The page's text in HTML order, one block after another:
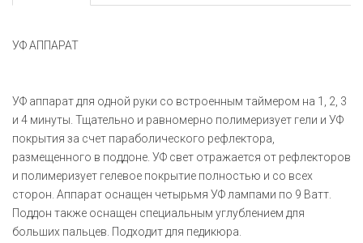
УФ АППАРАТ
УФ аппарат для одной руки со встроенным таймером на 1, 2, 3
и 4 минуты. Тщательно и равномерно полимеризует гели и УФ
покрытия за счет параболического рефлектора,
размещенного в поддоне. УФ свет отражается от рефлекторов
и полимеризует гелевое покрытие полностью и со всех
сторон. Аппарат оснащен четырьмя УФ лампами по 9 Ватт.
Поддон также оснащен специальным углублением для
больших пальцев. Подходит для педикюра.